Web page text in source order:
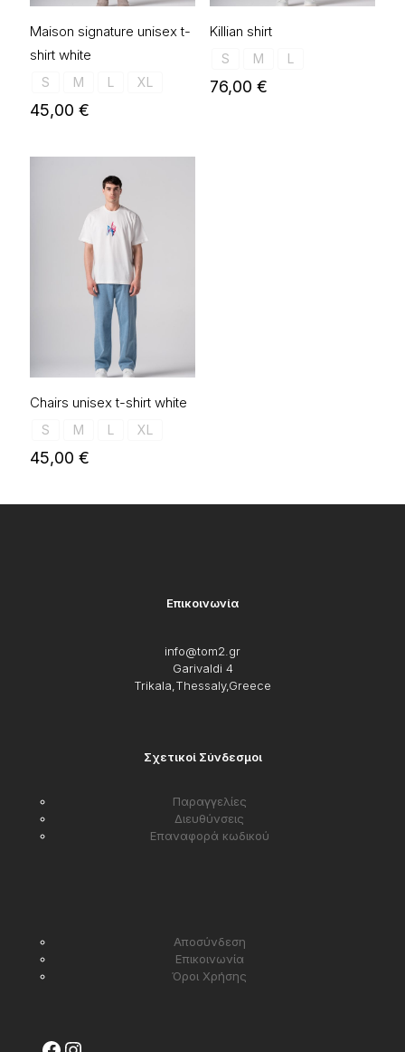
Maison signature unisex t-
shirt white
S M L XL
45,00 €
Killian shirt
S M L
76,00 €
Chairs unisex t-shirt white
S M L XL
45,00 €
Επικοινωνία
info@tom2.gr
Garivaldi 4
Trikala,Thessaly,Greece
Σχετικοί Σύνδεσμοι
Παραγγελίες
Διευθύνσεις
Επαναφορά κωδικού
Αποσύνδεση
Επικοινωνία
Όροι Χρήσης